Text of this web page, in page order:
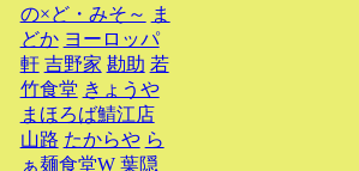
の×ど・みそ～ ま
どか ヨーロッパ
軒 吉野家 勘助 若
竹食堂 きょうや
まほろば鯖江店
山路 たからや ら
ぁ麺食堂W 葉隠